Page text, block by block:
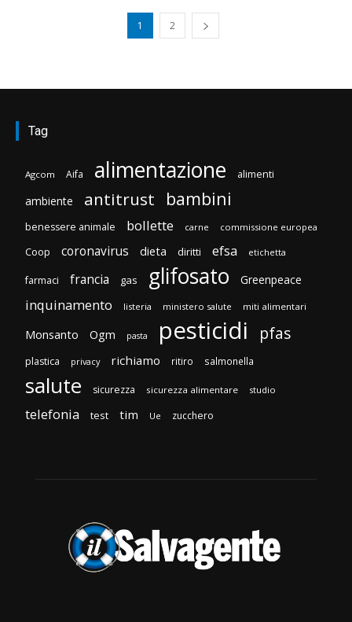
1 2
Tag
Agcom Aifa alimentazione alimenti
ambiente antitrust bambini
benessere animale bollette carne commissione europea
Coop coronavirus dieta diritti efsa etichetta
farmaci francia gas glifosato Greenpeace
inquinamento listeria ministero salute miti alimentari
Monsanto Ogm pasta pesticidi pfas
plastica privacy richiamo ritiro salmonella
salute sicurezza sicurezza alimentare studio
telefonia test tim Ue zucchero